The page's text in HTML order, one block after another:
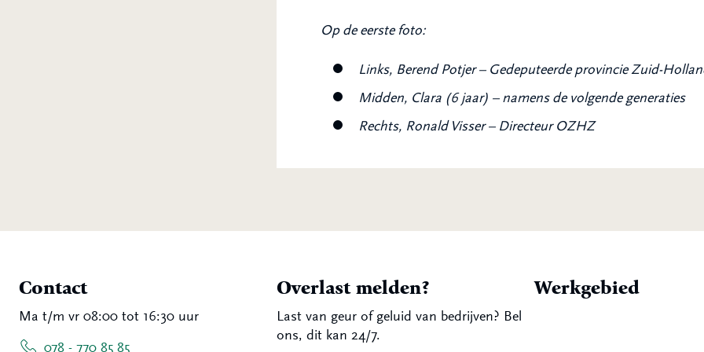
Op de eerste foto:
Links, Berend Potjer – Gedeputeerde provincie Zuid-
Midden, Clara (6 jaar) – namens de volgende generaties
Rechts, Ronald Visser – Directeur OZHZ
Contact
Ma t/m vr 08:00 tot 16:30 uur
078 - 770 85 85
Overlast melden?
Last van geur of geluid van bedrijven? Bel
ons, dit kan 24/7.
Werkgebied